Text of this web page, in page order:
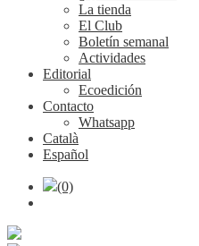
La tienda
El Club
Boletín semanal
Actividades
Editorial
Ecoedición
Contacto
Whatsapp
Català
Español
(0)